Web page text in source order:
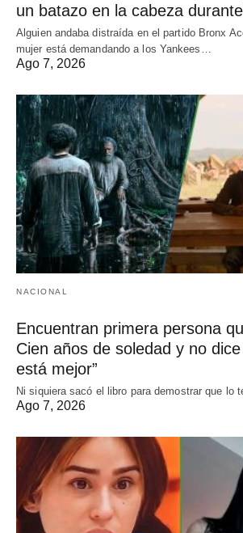
un batazo en la cabeza
Alguien andaba distraída en el partido Bronx
mujer está demandando a los Yankees…
Ago 7, 2026
NACIONAL
Encuentran primera persona
Cien años de soledad y no
está mejor”
Ni siquiera sacó el libro para demostrar que lo
Ago 7, 2026